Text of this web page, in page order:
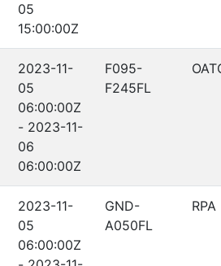
05
15:00:00Z
2023-11-
05
06:00:00Z
- 2023-11-
06
06:00:00Z
F095-
F245FL
2023-11-
05
06:00:00Z
GND-
A050FL
RPA